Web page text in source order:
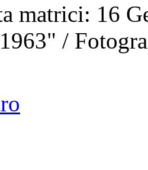
matrici: 16
/